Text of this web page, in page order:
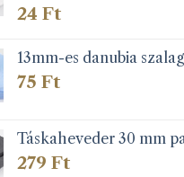
24 Ft
13mm-es danubia
75 Ft
Táskaheveder 30 mm
279 Ft